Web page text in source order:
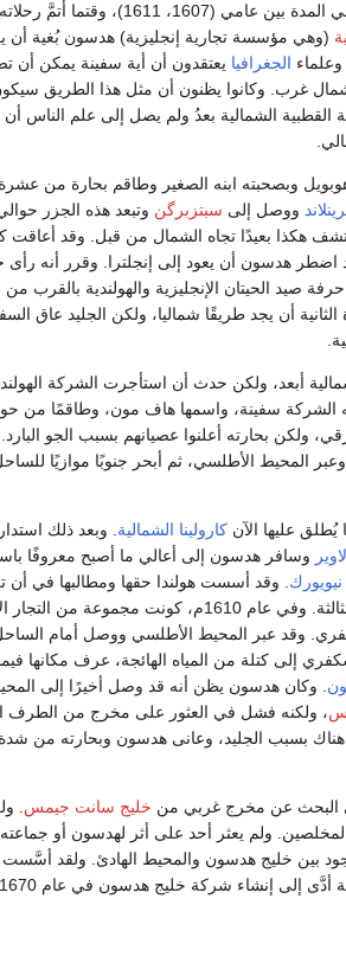
لا يعرف المورخون شيءًا عن حياة هدسُون إلا في المدة بين عامي (1607،
(وهي مؤسسة تجارية إنجليزية) هدسون بُغية
وعلماء الجغرافيا يعتقدون أن أية سفينة يمكن أن
غرب. وكانوا يظنون أن مثل هذا الطريق
الشمالية بعدُ ولم يصل إلى علم الناس أن
وبصحبته ابنه الصغير وطاقم بحارة من
ووصل إلى سبتزبرگن
هكذا بعيدًا تجاه الشمال من قبل. وقد
هدسون أن يعود إلى إنجلترا. وقرر أنه رأى
صيد الحيتان الإنجليزية والهولندية بالقرب من
هدسون للمرة الثانية أن يجد طريقًا شماليا، ولكن الجليد عاق
أبعد، ولكن حدث أن استأجرت الشركة
ولكن بحارته أعلنوا عصيانهم بسبب الجو البارد.
المحيط الأطلسي، ثم أبحر جنوبًا موازيًا
عليها الآن كارولينا الشمالية. وبعد ذلك
وسافر هدسون إلى أعالي ما أصبح معروفًا
نيويورك. وقد أسست هولندا حقها ومطالبها في أن
وتهبط في أمريكا الشمالية على رحلة هدسون الثالثة. وفي عام 1610م، كونت مجموعة من
وقد عبر المحيط الأطلسي ووصل أمام
إلى كتلة من المياه الهائجة، عرف مكانها
. وكان هدسون يظن أنه قد وصل أخيرًا إلى
، ولكنه فشل في العثور على مخرج من الطرف
بسبب الجليد، وعانى هدسون وبحارته من شدة
خليج سانت جيمس.
ولم يعثر أحد على أثر لهدسون أو جماعته
بين خليج هدسون والمحيط الهادئ. ولقد
خليج هدسون في عام 1670م، وهي مؤسسة لتجارة الفراء